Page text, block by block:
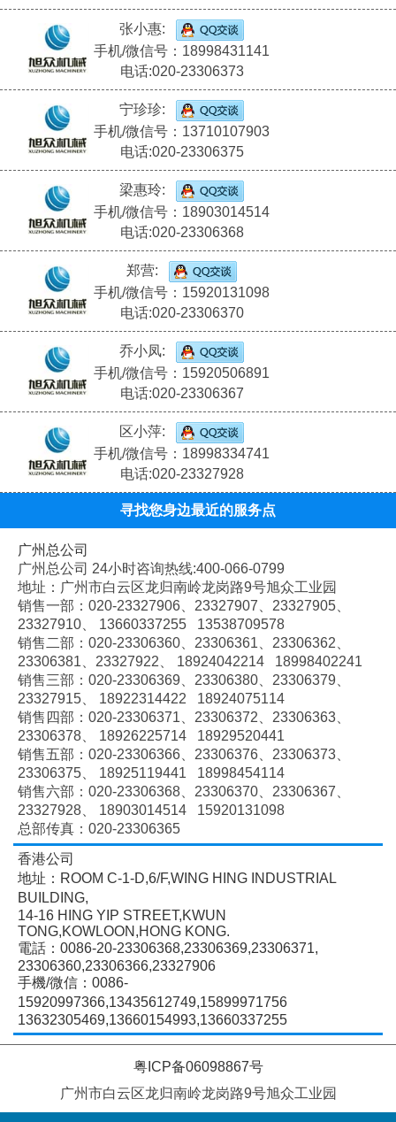
张小惠:
手机/微信号：18998431141
电话:020-23306373
宁珍珍:
手机/微信号：13710107903
电话:020-23306375
梁惠玲:
手机/微信号：18903014514
电话:020-23306368
郑营:
手机/微信号：15920131098
电话:020-23306370
乔小凤:
手机/微信号：15920506891
电话:020-23306367
区小萍:
手机/微信号：18998334741
电话:020-23327928
寻找您身边最近的服务点
广州总公司
广州总公司 24小时咨询热线:400-066-0799
地址：广州市白云区龙归南岭龙岗路9号旭众工业园
销售一部：020-23327906、 23327907、 23327905、
23327910、
13660337255 13538709578
销售二部：020-23306360、 23306361、 23306362、
23306381、 23327922、
18924042214 18998402241
销售三部：020-23306369、 23306380、 23306379、
23327915、
18922314422 18924075114
销售四部：020-23306371、 23306372、 23306363、
23306378、
18926225714 18929520441
销售五部：020-23306366、 23306376、 23306373、
23306375、
18925119441 18998454114
销售六部：020-23306368、 23306370、 23306367、
23327928、
18903014514 15920131098
总部传真：020-23306365
香港公司
地址：ROOM C-1-D,6/F,WING HING INDUSTRIAL
BUILDING,
14-16 HING YIP STREET,KWUN
TONG,KOWLOON,HONG KONG.
電話：0086-20-23306368,23306369,23306371,
23306360,23306366,23327906
手機/微信：0086-
15920997366,13435612749,15899971756
13632305469,13660154993,13660337255
粤ICP备06098867号
广州市白云区龙归南岭龙岗路9号旭众工业园